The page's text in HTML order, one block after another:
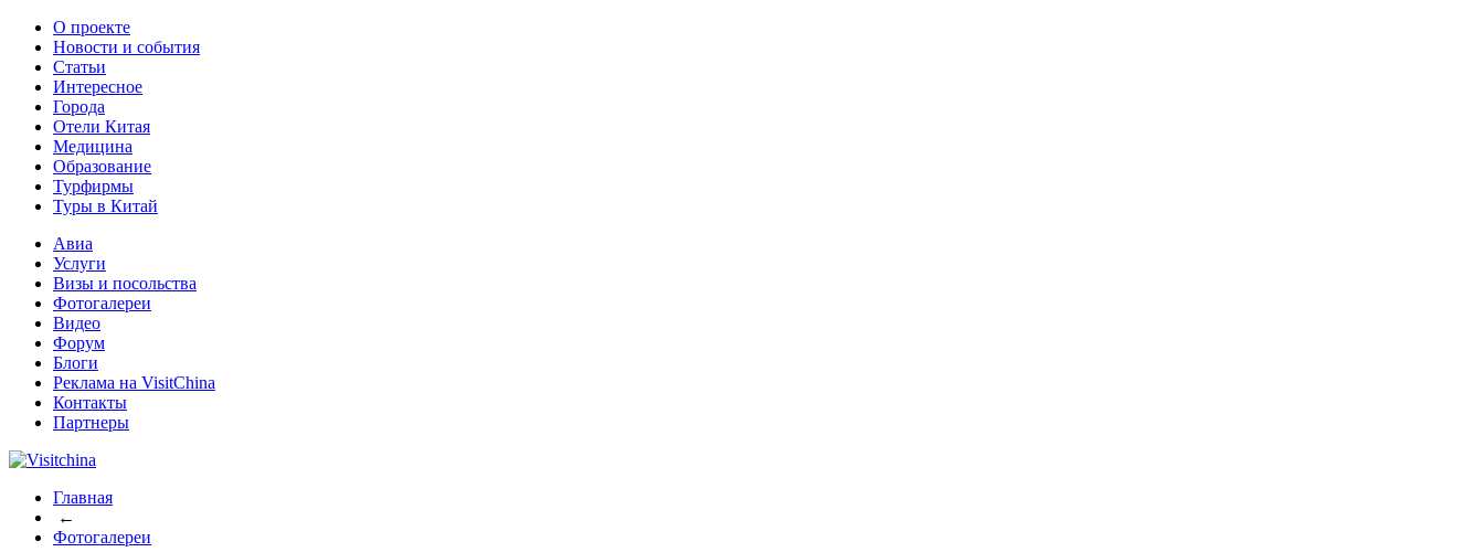
О проекте
Новости и события
Статьи
Интересное
Города
Отели Китая
Медицина
Образование
Турфирмы
Туры в Китай
Авиа
Услуги
Визы и посольства
Фотогалереи
Видео
Форум
Блоги
Реклама на VisitChina
Контакты
Партнеры
Главная
←
Фотогалереи